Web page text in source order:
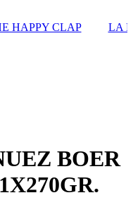
HAPPY CLAP LA
BOER